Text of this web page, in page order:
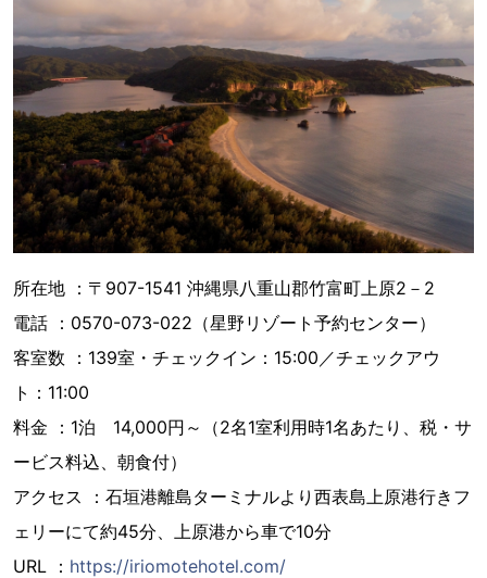
所在地 ：〒907-1541 沖縄県八重山郡竹富町上原2－2
電話 ：0570-073-022（星野リゾート予約センター）
客室数 ：139室・チェックイン：15:00／チェックアウ
ト：11:00
料金 ：1泊 14,000円～（2名1室利用時1名あたり、税・サ
ービス料込、朝食付）
アクセス ：石垣港離島ターミナルより西表島上原港行きフ
ェリーにて約45分、上原港から車で10分
URL ： https://iriomotehotel.com/